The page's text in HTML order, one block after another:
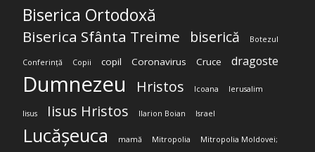
Biserica Ortodoxă
Biserica Sfânta Treime biserică Botezul
Conferință Copii copil Coronavirus Cruce dragoste
Dumnezeu Hristos Icoana Ierusalim
Iisus Iisus Hristos Ilarion Boian Israel
Lucășeuca mamă Mitropolia Mitropolia Moldovei;